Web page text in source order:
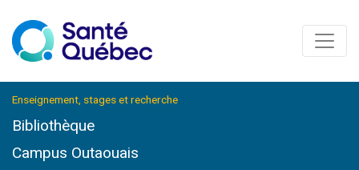
Enseignement, stages et recherche
Bibliothèque
Campus Outaouais